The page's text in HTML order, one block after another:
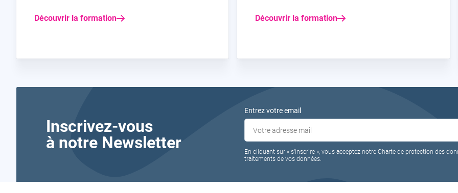
Découvrir la formation Découvrir la formation
Inscrivez-vous
à notre Newsletter
Entrez votre email
En cliquant sur « s’inscrire », vous acceptez notre Charte de protection des
traitements de vos données.